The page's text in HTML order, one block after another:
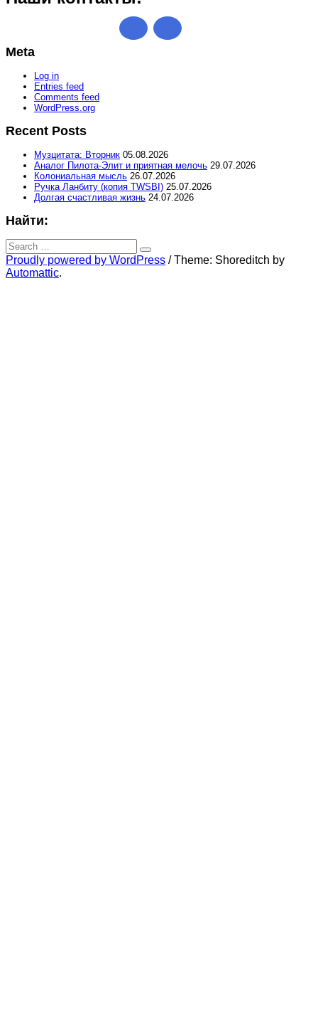
Meta
Log in
Entries feed
Comments feed
WordPress.org
Recent Posts
Музцитата: Вторник 05.08.2026
Аналог Пилота-Элит и приятная мелочь 29.07.2026
Колониальная мысль 26.07.2026
Ручка Ланбиту (копия TWSBI) 25.07.2026
Долгая счастливая жизнь 24.07.2026
Найти:
Search
for:
Search
Proudly powered by WordPress /Theme: Shoreditch by
Automattic.